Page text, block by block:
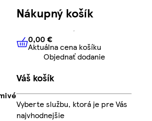
Nákupný košík
0,00 € Aktuálna cena košíku
0,00 €
Aktuálna cena košíku
Objednať dodanie
Váš košík
Vyberte službu, ktorá je pre Vás
najvhodnejšie